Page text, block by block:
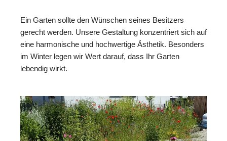
Ein Garten sollte den Wünschen seines Besitzers
gerecht werden. Unsere Gestaltung konzentriert sich auf
eine harmonische und hochwertige Ästhetik. Besonders
im Winter legen wir Wert darauf, dass Ihr Garten
lebendig wirkt.